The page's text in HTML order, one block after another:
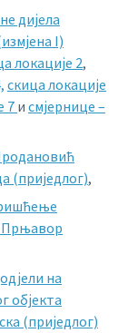
дијела
I)
локације 2,
скица локације
7 и смјернице –
(приједлог),
Прњавор
на
објекта
(приједлог)